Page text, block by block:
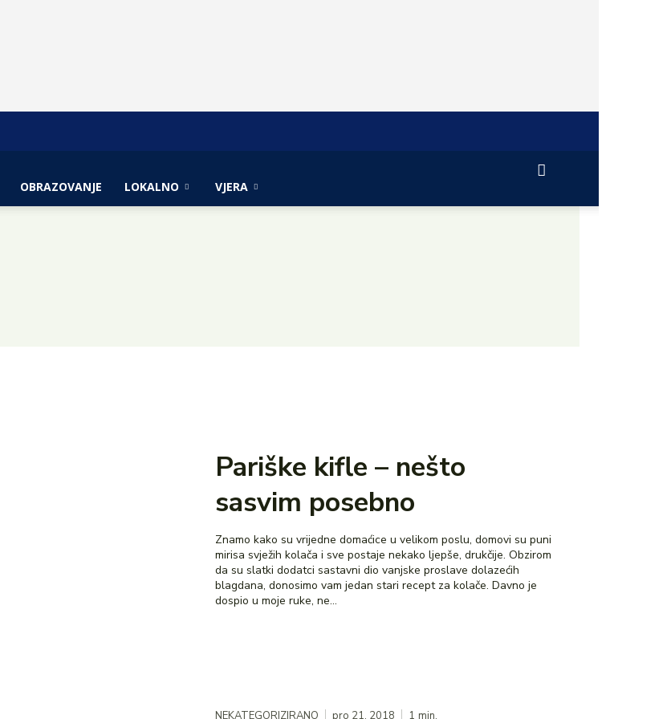
OBRAZOVANJE LOKALNO VJERA
Pariške kifle – nešto
sasvim posebno
Znamo kako su vrijedne domaćice u velikom poslu, domovi su puni
mirisa svježih kolača i sve postaje nekako ljepše, drukčije. Obzirom
da su slatki dodatci sastavni dio vanjske proslave dolazećih
blagdana, donosimo vam jedan stari recept za kolače. Davno je
dospio u moje ruke, ne...
NEKATEGORIZIRANO pro 21, 2018 1 min.